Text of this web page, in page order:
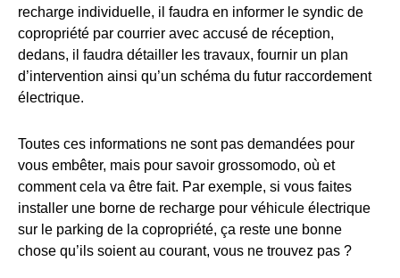
recharge individuelle, il faudra en informer le syndic de
copropriété par courrier avec accusé de réception,
dedans, il faudra détailler les travaux, fournir un plan
d’intervention ainsi qu’un schéma du futur raccordement
électrique.
Toutes ces informations ne sont pas demandées pour
vous embêter, mais pour savoir grossomodo, où et
comment cela va être fait. Par exemple, si vous faites
installer une borne de recharge pour véhicule électrique
sur le parking de la copropriété, ça reste une bonne
chose qu’ils soient au courant, vous ne trouvez pas ?